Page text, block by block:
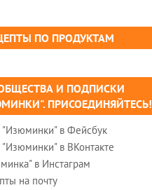
ПО ПРОДУКТАМ
И ПОДПИСКИ
ПРИСОЕДИНЯЙТЕСЬ!
"Изюминки" в Фейсбук
"Изюминки" в ВКонтакте
в Инстаграм
на почту